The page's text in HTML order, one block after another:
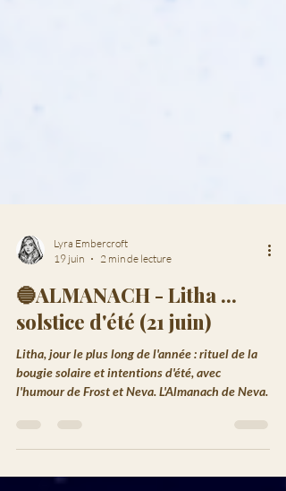
19 juin
2 min de lecture
🔵ALMANACH - Litha ...
solstice d'été (21 juin)
Litha, jour le plus long de l'année : rituel de la
l'humour de Frost et Neva. L'Almanach de Neva.